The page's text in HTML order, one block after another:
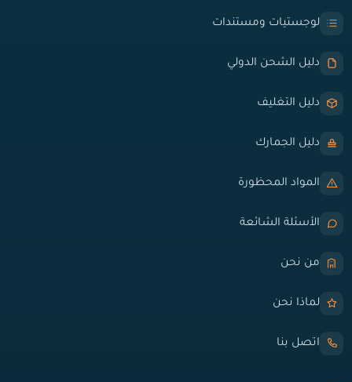
لوجستيات ومستندات
دليل الشحن الدولي
دليل التغليف
دليل الجمارك
المواد المحظورة
الأسئلة الشائعة
من نحن
لماذا نحن
اتصل بنا